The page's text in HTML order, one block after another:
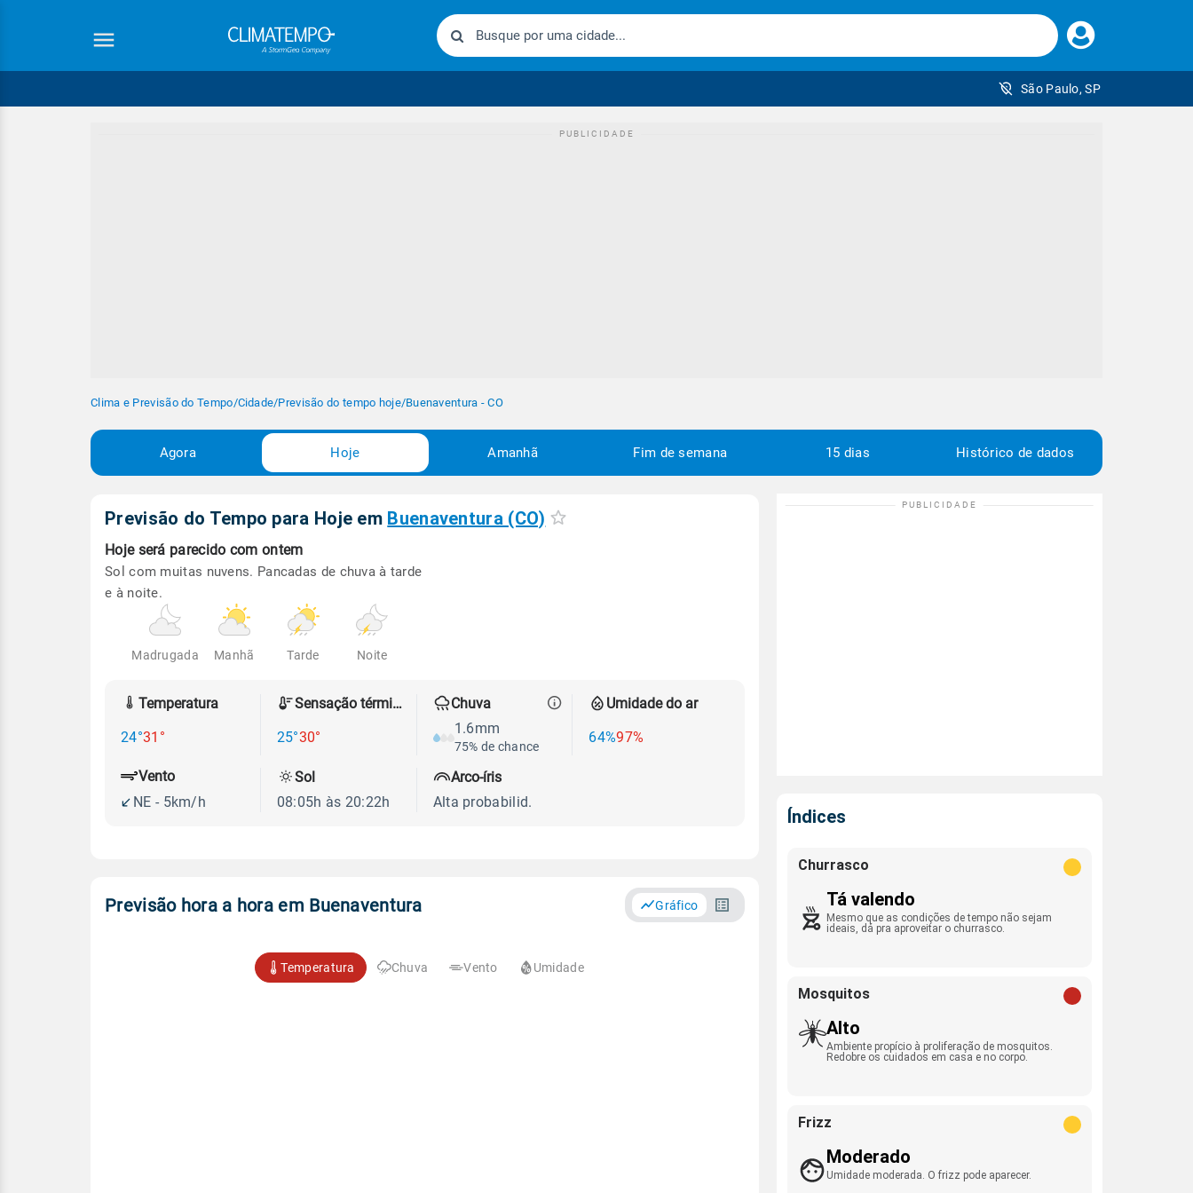
Faça
seu
São Paulo, SP
Clima e Previsão do Tempo/Cidade/Previsão do tempo hoje/Buenaventura - CO
Agora Hoje Amanhã Fim de semana 15 dias Histórico de dados
Previsão do Tempo para Hoje em Buenaventura (CO)
Hoje será parecido com ontem
Sol com muitas nuvens. Pancadas de chuva à tarde
e à noite.
Madrugada Manhã Tarde Noite
Temperatura
24°31°
Sensação térmica
25°30°
Chuva
1.6mm
75% de chance
Umidade do ar
64%97%
Vento
NE - 5km/h
Sol
08:05h às 20:22h
Arco-íris
Alta probabilid.
Previsão hora a hora em Buenaventura Gráfico
Temperatura Chuva Vento Umidade
Índices
Churrasco
Tá valendo
Mesmo que as condições de tempo não sejam
ideais, dá pra aproveitar o churrasco.
Mosquitos
Alto
Ambiente propício à proliferação de mosquitos.
Redobre os cuidados em casa e no corpo.
Frizz
Moderado
Umidade moderada. O frizz pode aparecer.